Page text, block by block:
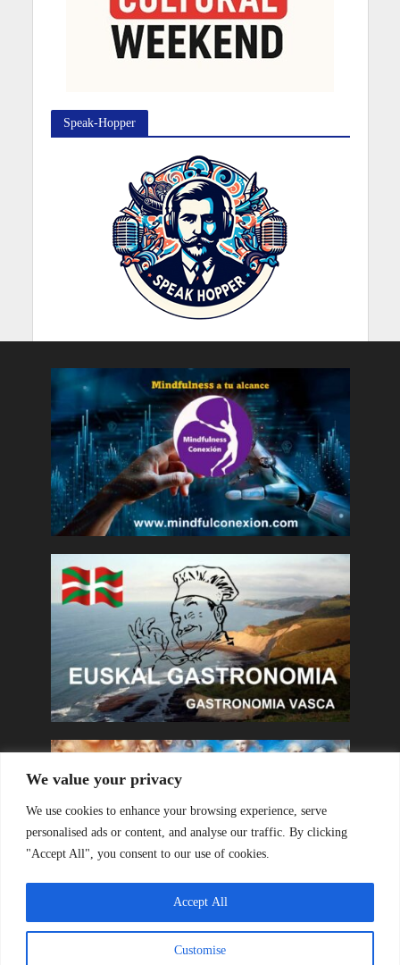
We value your privacy
We use cookies to enhance your browsing experience, serve
personalised ads or content, and analyse our traffic. By clicking
"Accept All", you consent to our use of cookies.
Customise
Accept All
Speak-Hopper